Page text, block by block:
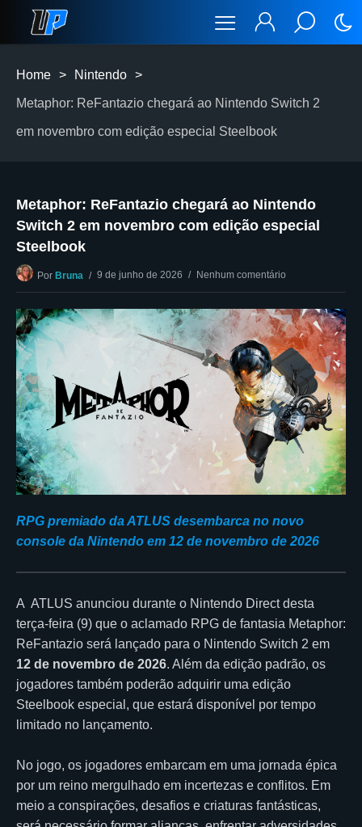
Home > Nintendo >
Metaphor: ReFantazio chegará ao Nintendo Switch 2
em novembro com edição especial Steelbook
Metaphor: ReFantazio chegará ao Nintendo
Switch 2 em novembro com edição especial
Steelbook
Por Bruna 9 de junho de 2026 Nenhum comentário
RPG premiado da ATLUS desembarca no novo
console da Nintendo em 12 de novembro de 2026
A ATLUS⁠ anunciou durante o Nintendo Direct desta
terça-feira (9) que o aclamado RPG de fantasia Metaphor:
ReFantazio será lançado para o Nintendo Switch 2 em
12 de novembro de 2026. Além da edição padrão, os
jogadores também poderão adquirir uma edição
Steelbook especial, que estará disponível por tempo
limitado no lançamento.
No jogo, os jogadores embarcam em uma jornada épica
por um reino mergulhado em incertezas e conflitos. Em
meio a conspirações, desafios e criaturas fantásticas,